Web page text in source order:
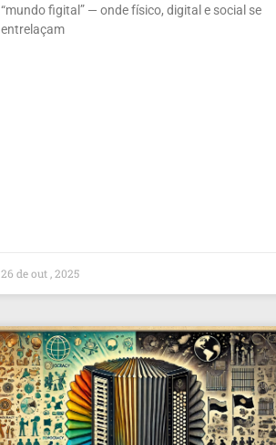
“mundo figital” — onde físico, digital e social se
entrelaçam
26 de out , 2025